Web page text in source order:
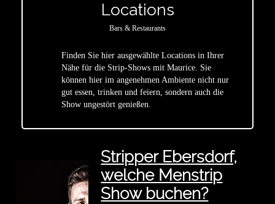
Locations
Bars & Restaurants
Finden Sie hier ausgewählte Locations in Ihrer
Nähe für die Strip-Shows mit Maurice. Sie
können hier im angenehmen Ambiente nicht nur
gut essen, trinken und feiern, sondern auch die
Show ungestört genießen.
Stripper Ebersdorf,
welche Menstrip
Show buchen?